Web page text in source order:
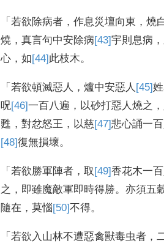
「若欲除病者 ，作息災壇向東 ，燒
燒 ，真言句中安除病[43]宇則息病 ，
心 ，如[44] 此枝木。
「若欲頓滅惡人 ，爐中安惡人 [45]姓
呪[46]一 百八遍 ， 以砂打惡人燒之 ，
甦 ，對忿怒王 ， 以慈[47]悲心誦一
[48]復無損壞。
「若欲勝軍陣者 ，取 [49]香花木一
之 ， 即雖魔敵軍即時得勝。亦須五
隨在 ，莫惱[50]不得。
「若欲入山林不遭惡禽獸毒虫者 ，